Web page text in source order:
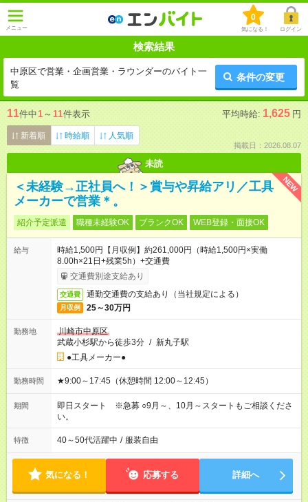
メニュー
0
気になる！ ログイン
検索結果
中原区で営業・企画営業・ラウンダーのバイト一
覧
条件の変更
11件中1 ～ 11件表示 平均時給: 1,625 円
新着順 時給順 人気順
掲載日：2026.08.07
未読
NEW
＜未経験→正社員へ！＞賞与や昇給アリ／工具
メーカーで営業＊。
紹介予定派遣 職種未経験OK ブランクOK WEB登録・面接OK
給与
時給1,500円【月収例】約261,000円（時給1,500円×実働
8.00h×21日+残業5h）+交通費
交通費別途支給あり
交通費 通勤交通費の支給あり（当社規定による）
月収例 25～30万円
勤務地
川崎市中原区
武蔵小杉駅から徒歩3分 / 新丸子駅
●工具メーカー●
勤務時間 ★9:00～17:45（休憩時間 12:00～12:45）
期間
即日スタート ※急募 ○9月～、10月～スタートもご相談くださ
い。
特徴 40～50代活躍中 / 服装自由
気になる！ 応募する 詳細へ